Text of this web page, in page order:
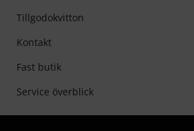
Tillgodokvitton
Kontakt
Fast butik
Service överblick